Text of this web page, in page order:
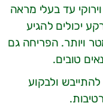
עד בעלי מראה
יכולים להגיע
ויותר. הפריחה גם
טובים.
ולבקוע